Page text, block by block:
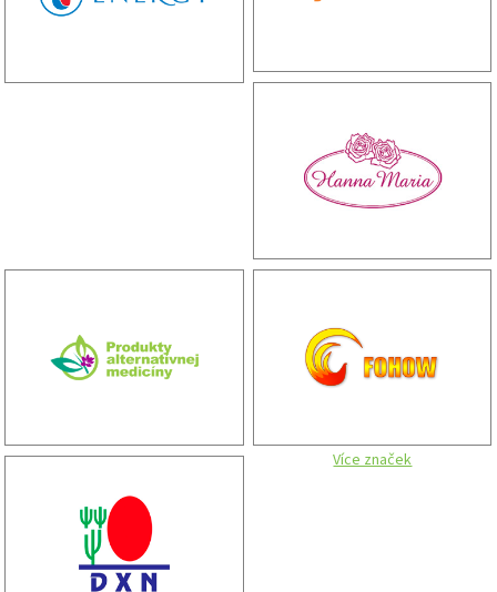
Více značek